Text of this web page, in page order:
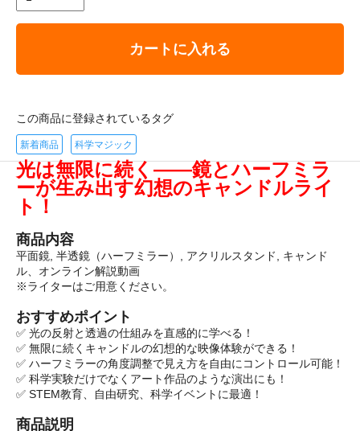
カートに入れる
この商品に登録されているタグ
新着商品 科学マジック
光は無限に続く――鏡とハーフミラ
ーが生み出す幻想のキャンドルライ
ト！
商品内容
平面鏡, 半透鏡（ハーフミラー）, アクリルスタンド, キャンド
ル、オンライン解説動画
※ライターはご用意ください。
おすすめポイント
✅ 光の反射と透過の仕組みを直感的に学べる！
✅ 無限に続くキャンドルの幻想的な映像体験ができる！
✅ ハーフミラーの角度調整で見え方を自由にコントロール可能！
✅ 科学実験だけでなくアート作品のような演出にも！
✅ STEM教育、自由研究、科学イベントに最適！
商品説明